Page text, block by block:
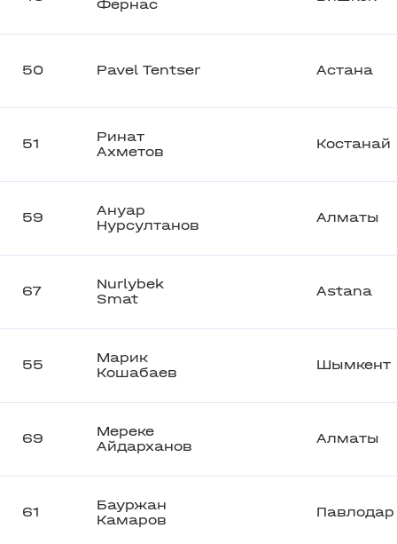
Фернас
50 Pavel Tentser Астана
51
Ринат
Ахметов
Костанай
59
Ануар
Нурсултанов
Алматы
67
Nurlybek
Smat
Astana
55
Марик
Кошабаев
Шымкент
69
Мереке
Айдарханов
Алматы
61
Бауржан
Камаров
Павлодар